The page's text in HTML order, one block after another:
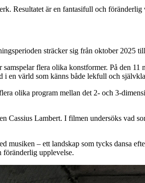
Resultatet är en fantasifull och
sträcker sig från oktober 2025
flera olika konstformer. På den
värld som känns både lekfull och
olika program mellan det 2- och 3-
Lambert. I filmen undersöks vad
– ett landskap som tycks dansa
föränderlig upplevelse.